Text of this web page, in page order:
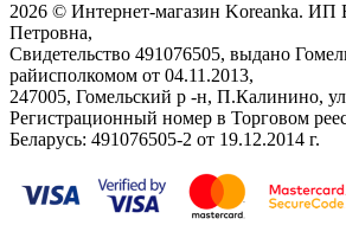
2026 © Интернет-магазин Koreanka. ИП
Петровна,
Свидетельство ‎491076505, выдано
райисполкомом от 04.11.2013,
247005, Гомельский р -н, П.Калинино,
Регистрационный номер в Торговом
Беларусь: ‎491076505-2 от 19.12.2014 г.